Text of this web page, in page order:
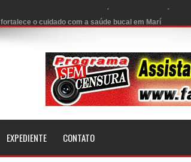
estadual
e injeta R$ 12 milhões na economia
tamarindeiro e revitalizar Memorial Augusto dos
EXPEDIENTE CONTATO